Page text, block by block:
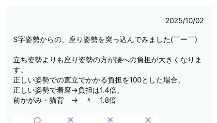
2025/10/02
S字姿勢からの、座り姿勢を突っ込んでみました(￣ー￣)
立ち姿勢よりも座り姿勢の方が腰への負担が大きくなりま
す。
正しい姿勢での直立でかかる負担を100とした場合、
正しい姿勢で着座→負担は1.4倍、
前かがみ・猫背 → 〃 1.8倍